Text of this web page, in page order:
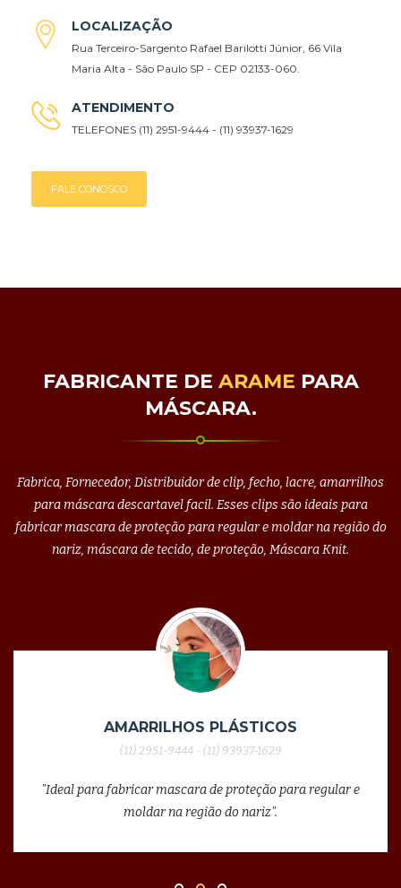
LOCALIZAÇÃO
Rua Terceiro-Sargento Rafael Barilotti Júnior, 66 Vila
Maria Alta - São Paulo SP - CEP 02133-060.
ATENDIMENTO
TELEFONES (11) 2951-9444 - (11) 93937-1629
FALE CONOSCO
FABRICANTE DE ARAME PARA
MÁSCARA.
Fabrica, Fornecedor, Distribuidor de clip, fecho, lacre, amarrilhos
para máscara descartavel facil. Esses clips são ideais para
fabricar mascara de proteção para regular e moldar na região do
nariz, máscara de tecido, de proteção, Máscara Knit.
AMARRILHOS PLÁSTICOS
(11) 2951-9444 - (11) 93937-1629
"Ideal para fabricar mascara de proteção para regular e
moldar na região do nariz".